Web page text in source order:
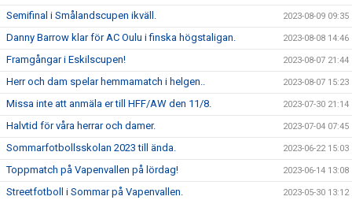
Semifinal i Smålandscupen ikväll. 2023-08-09 09:35
Danny Barrow klar för AC Oulu i finska högstaligan. 2023-08-08 14:46
Framgångar i Eskilscupen! 2023-08-07 21:44
Herr och dam spelar hemmamatch i helgen.. 2023-08-07 15:23
Missa inte att anmäla er till HFF/AW den 11/8. 2023-07-30 21:14
Halvtid för våra herrar och damer. 2023-07-04 07:45
Sommarfotbollsskolan 2023 till ända. 2023-06-22 15:03
Toppmatch på Vapenvallen på lördag! 2023-06-14 13:08
Streetfotboll i Sommar på Vapenvallen. 2023-05-30 13:12